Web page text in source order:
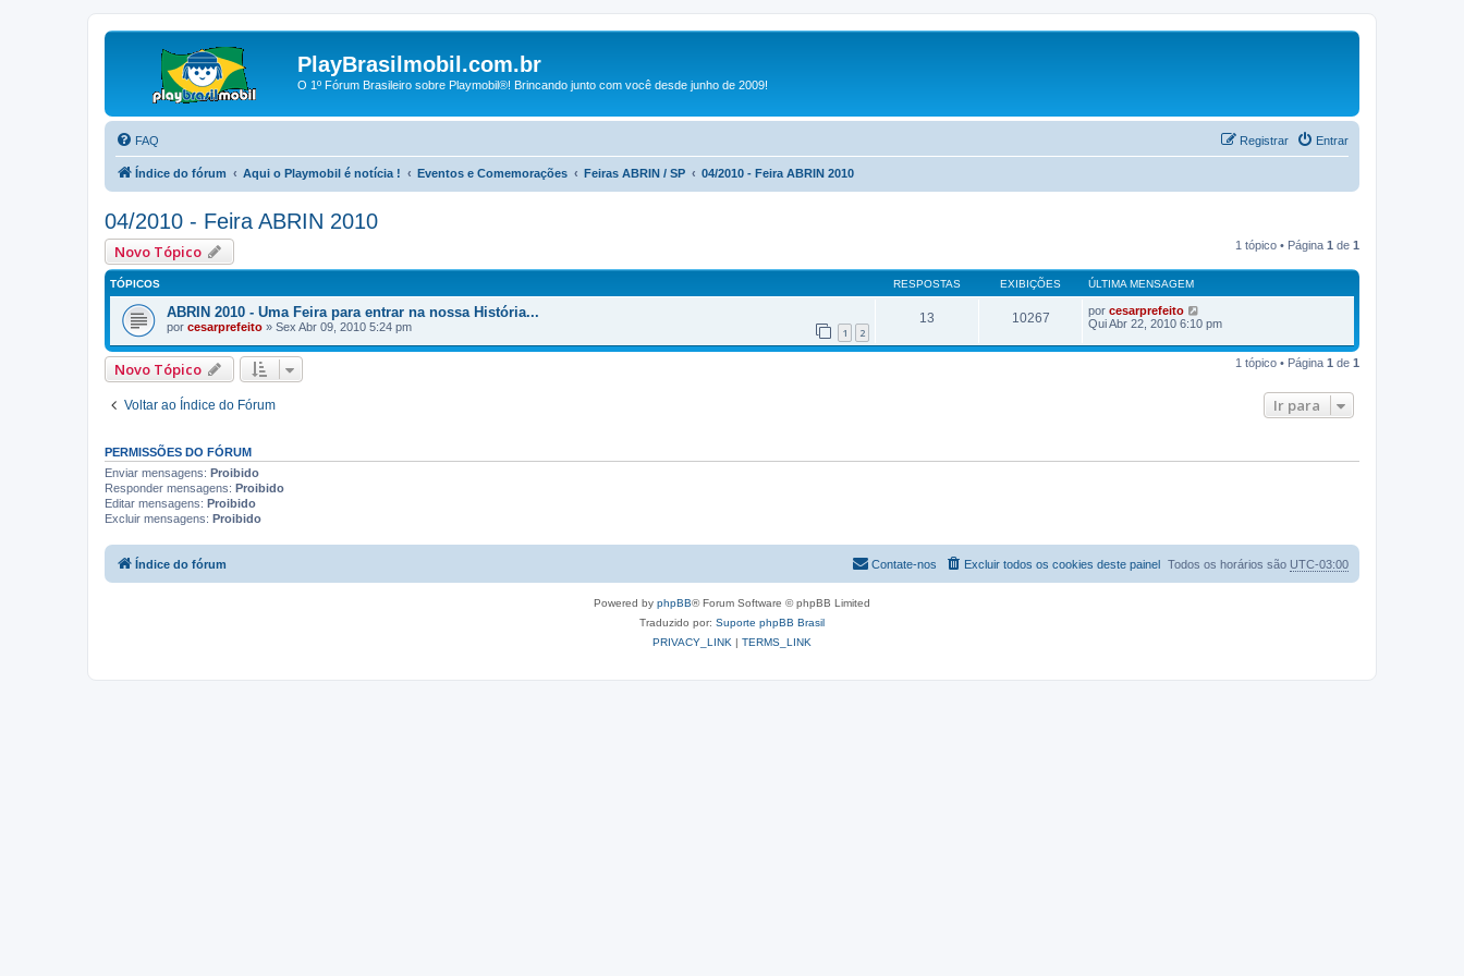
PlayBrasilmobil.com.br
O 1º Fórum Brasileiro sobre Playmobil®! Brincando junto com você desde junho de 2009!
FAQ Entrar
Registrar
Índice do fórum Aqui o Playmobil é notícia ! Eventos e Comemorações Feiras ABRIN / SP 04/2010 - Feira ABRIN 2010
04/2010 - Feira ABRIN 2010
Novo Tópico 1 tópico • Página 1 de 1
TÓPICOS RESPOSTAS EXIBIÇÕES ÚLTIMA MENSAGEM
ABRIN 2010 - Uma Feira para entrar na nossa História...
por cesarprefeito » Sex Abr 09, 2010 5:24 pm 1 2
13 10267 por cesarprefeito
Qui Abr 22, 2010 6:10 pm
Novo Tópico 1 tópico • Página 1 de 1
Voltar ao Índice do Fórum Ir para
PERMISSÕES DO FÓRUM
Enviar mensagens: Proibido
Responder mensagens: Proibido
Editar mensagens: Proibido
Excluir mensagens: Proibido
Índice do fórum Todos os horários são UTC-03:00
Excluir todos os cookies deste painel
Contate-nos
Powered by phpBB® Forum Software © phpBB Limited
Traduzido por: Suporte phpBB Brasil
PRIVACY_LINK | TERMS_LINK